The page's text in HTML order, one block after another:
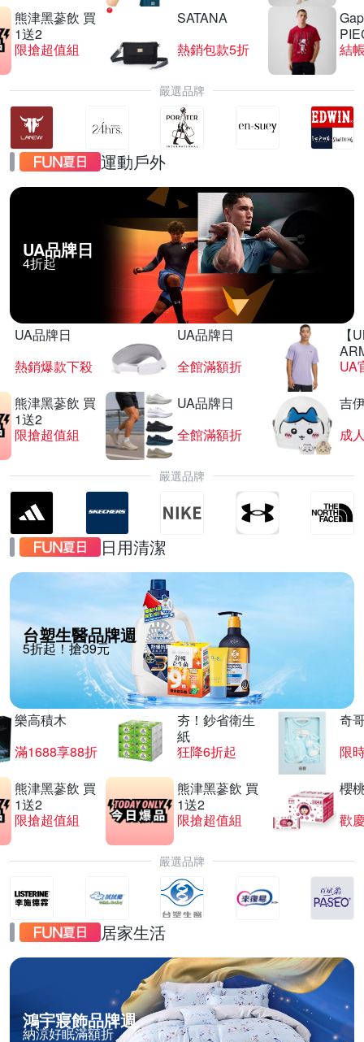
熊津黑蔘飲 買
1送2
限搶超值組
SATANA
熱銷包款5折
結
嚴選品牌
運動戶外
UA品牌日
4折起
UA品牌日
熱銷爆款下殺
UA品牌日
全館滿額折
【
UA
熊津黑蔘飲 買
1送2
限搶超值組
UA品牌日
全館滿額折
吉
嚴選品牌
日用清潔
台塑生醫品牌週
5折起！搶39元
樂高積木
滿1688享88折
夯！鈔省衛生
紙
狂降6折起
奇
限
熊津黑蔘飲 買
1送2
限搶超值組
熊津黑蔘飲 買
1送2
限搶超值組
櫻
歡
嚴選品牌
居家生活
鴻宇寢飾品牌週
納涼好眠滿額折